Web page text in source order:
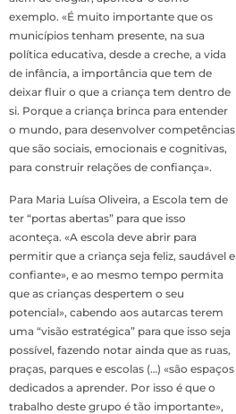
exemplo. «É muito importante que os
municípios tenham presente, na sua
política educativa, desde a creche, a vida
de infância, a importância que tem de
deixar fluir o que a criança tem dentro de
si. Porque a criança brinca para entender
o mundo, para desenvolver competências
que são sociais, emocionais e cognitivas,
para construir relações de confiança».
Para Maria Luísa Oliveira, a Escola tem de
ter “portas abertas” para que isso
aconteça. «A escola deve abrir para
permitir que a criança seja feliz, saudável e
confiante», e ao mesmo tempo permita
que as crianças despertem o seu
potencial», cabendo aos autarcas terem
uma “visão estratégica” para que isso seja
possível, fazendo notar ainda que as ruas,
praças, parques e escolas (…) «são espaços
dedicados a aprender. Por isso é que o
trabalho deste grupo é tão importante»,